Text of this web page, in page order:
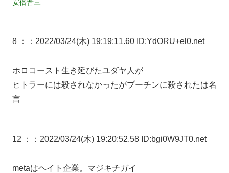
安倍晋三
8 ： ：2022/03/24(木) 19:19:11.60 ID:YdORU+el0.net
ホロコースト生き延びたユダヤ人が
ヒトラーには殺されなかったがプーチンに殺されたは名
言
12 ： ：2022/03/24(木) 19:20:52.58 ID:bgi0W9JT0.net
metaはヘイト企業。マジキチガイ